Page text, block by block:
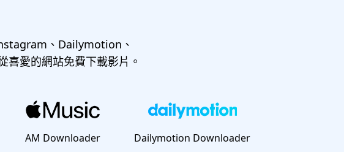
、Dailymotion、
愛的網站免費下載影片。
AM Downloader Dailymotion Downloader